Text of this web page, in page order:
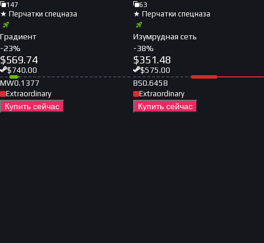
147
★ Перчатки спецназа
Градиент
-23%
$569.74
$740.00
MW0.1377
Extraordinary
Купить сейчас
63
★ Перчатки спецназа
Изумрудная сеть
-38%
$351.48
$575.00
BS0.6458
Extraordinary
Купить сейчас